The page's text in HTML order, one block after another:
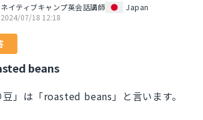
ネイティブキャンプ英会話講師
Japan
2024/07/18 12:18
beans
豆」は「roasted beans」と言います。